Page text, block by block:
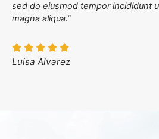
sed do eiusmod tempor incididunt
magna aliqua.”
Luisa Alvarez